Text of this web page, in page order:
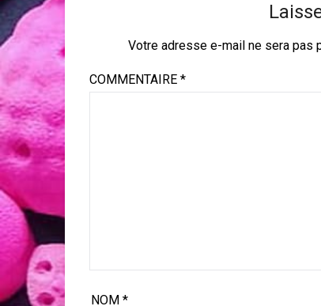
Votre adresse e-mail ne sera pas
COMMENTAIRE*
NOM *